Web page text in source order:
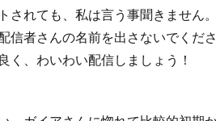
されても、私は言う事聞きません
信者さんの名前を出さないでくださ
く、わいわい配信しましょう！